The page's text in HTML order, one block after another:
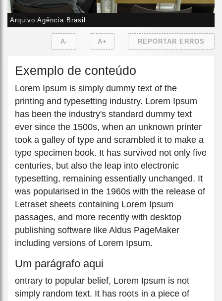
Arquivo Agência Brasil
A- A+ REPORTAR ERROS
Exemplo de conteúdo
Lorem Ipsum is simply dummy text of the
printing and typesetting industry. Lorem Ipsum
has been the industry's standard dummy text
ever since the 1500s, when an unknown printer
took a galley of type and scrambled it to make a
type specimen book. It has survived not only five
centuries, but also the leap into electronic
typesetting, remaining essentially unchanged. It
was popularised in the 1960s with the release of
Letraset sheets containing Lorem Ipsum
passages, and more recently with desktop
publishing software like Aldus PageMaker
including versions of Lorem Ipsum.
Um parágrafo aqui
ontrary to popular belief, Lorem Ipsum is not
simply random text. It has roots in a piece of